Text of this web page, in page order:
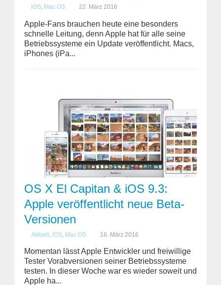
iOS, Mac OS 22. März 2016
Apple-Fans brauchen heute eine besonders
schnelle Leitung, denn Apple hat für alle seine
Betriebssysteme ein Update veröffentlicht. Macs,
iPhones (iPa...
OS X El Capitan & iOS 9.3:
Apple veröffentlicht neue Beta-
Versionen
Aktuell iOS Mac OS 16. März 2016
Momentan lässt Apple Entwickler und freiwillige
Tester Vorabversionen seiner Betriebssysteme
testen. In dieser Woche war es wieder soweit und
Apple ha...